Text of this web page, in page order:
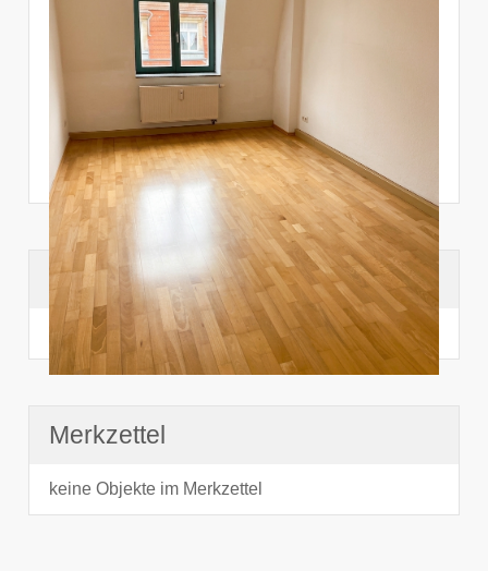
Suchhistorie
noch nichts angesehen
Merkzettel
keine Objekte im Merkzettel